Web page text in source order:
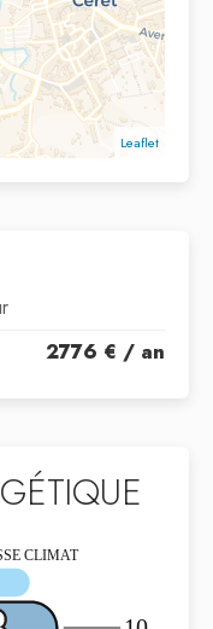
Leaflet
2776 € / an